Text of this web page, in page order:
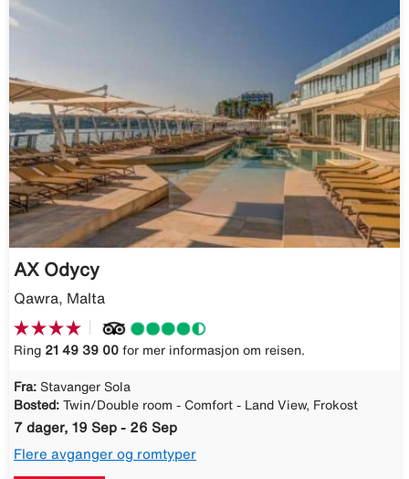
AX Odycy
Qawra, Malta
Ring 21 49 39 00 for mer informasjon om reisen.
Fra: Stavanger Sola
Bosted: Twin/Double room - Comfort - Land View, Frokost
7 dager, 19 Sep - 26 Sep
Flere avganger og romtyper